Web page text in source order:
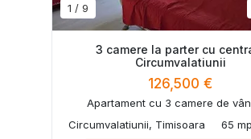
1 / 9
3 camere la parter cu
Circumvalatiunii
126,500 €
Apartament cu 3 camere de
Circumvalatiunii, Timisoara
65 mp